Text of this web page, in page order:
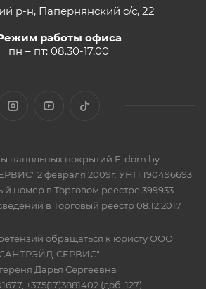
р-н, Папернянский с/с, 22
работы офиса
пн – пт: 08.30-17.00
напольных покрытий E-dom.by
2 февраля 2009г. УНП 190496693
номер в Торговом реестре 399933
в Торговый реестр 08.12.2017
обращаться к юристу ООО
СЕРВИС":
Дарья Сергеевна
+375(17)3881402 (доб. 127)